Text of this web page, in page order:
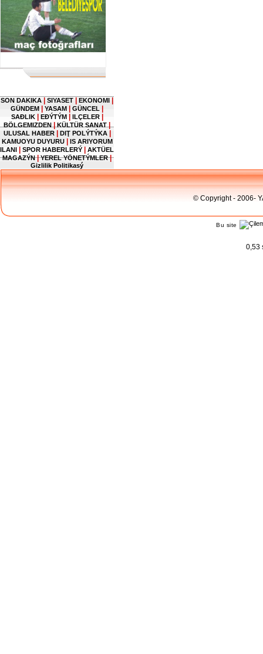
SON DAKIKA SIYASET EKONOMI
GÜNDEM YASAM GÜNCEL
SAĐLIK EĐÝTÝM ILÇELER
BÖLGEMIZDEN | KÜLTÜR SANAT |
ULUSAL HABER DIŢ POLÝTÝKA
KAMUOYU DUYURU
IS ARIYORUM
ILANI
SPOR HABERLERÝ
AKTÜEL
MAGAZÝN | YEREL YÖNETÝMLER |
Gizlilik Politikasý
© Copyright - 2006-
Bu site
0,53